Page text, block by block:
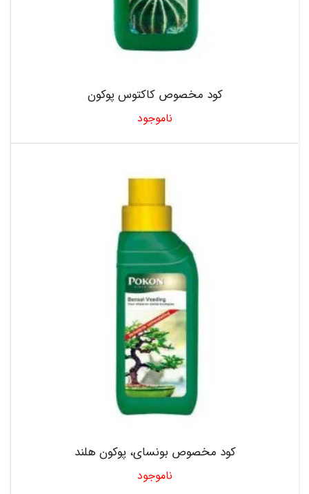
کود مخصوص کاکتوس پوکون
ناموجود
کود مخصوص بونسای، پوکون هلند
ناموجود